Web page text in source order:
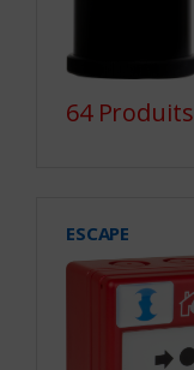
64 Produits
ESCAPE